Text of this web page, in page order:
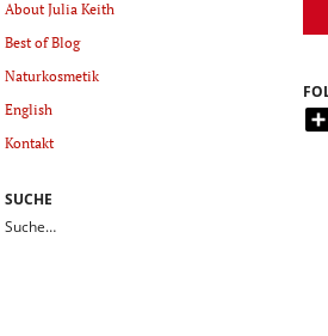
About Julia Keith
Best of Blog
Naturkosmetik
English
Kontakt
SUCHE